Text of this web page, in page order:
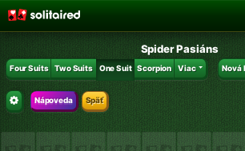
Spider Pasiáns
Four Suits Two Suits One Suit Scorpion Viac Nová
Nápoveda Späť